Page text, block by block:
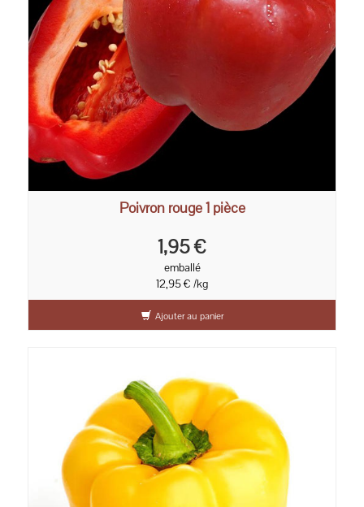
Poivron rouge 1 pièce
1,95 €
emballé
12,95 € /kg
Ajouter au panier